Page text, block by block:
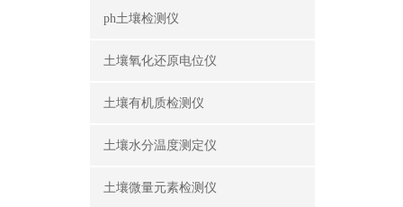
ph土壤检测仪
土壤氧化还原电位仪
土壤有机质检测仪
土壤水分温度测定仪
土壤微量元素检测仪